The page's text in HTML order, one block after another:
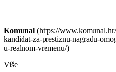
Komunal (https://
kandidat-za-prestiznu-nagradu-
u-realnom-vremenu/)
Više